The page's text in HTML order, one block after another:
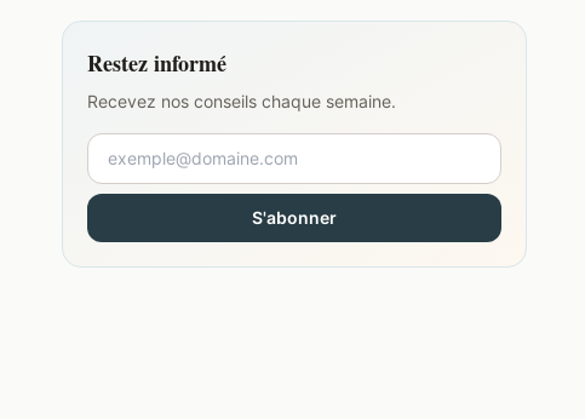
Restez informé
Recevez nos conseils chaque semaine.
S'abonner